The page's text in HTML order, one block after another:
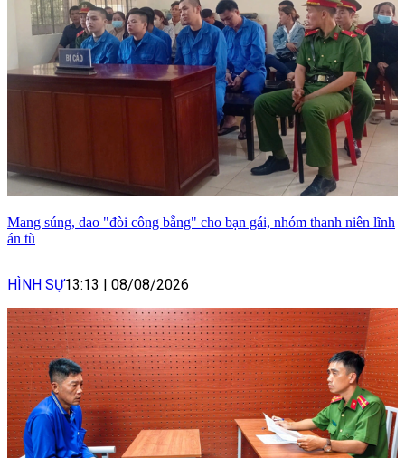
Mang súng, dao "đòi công bằng" cho bạn gái, nhóm thanh niên lĩnh
án tù
HÌNH SỰ13:13 08/08/2026